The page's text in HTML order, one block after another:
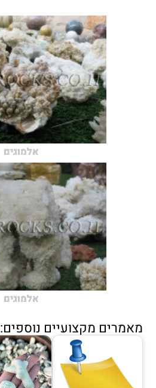
אלמוגים
אלמוגים
מאמרים מקצועיים נוספים: